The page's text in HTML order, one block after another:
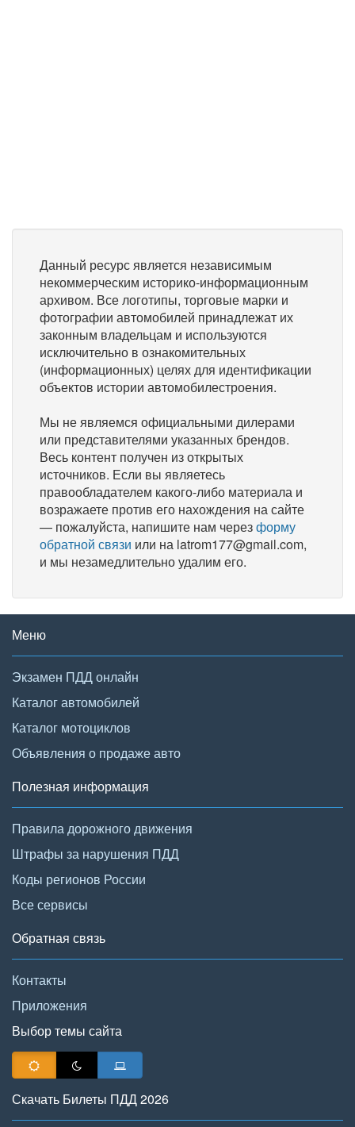
Данный ресурс является независимым
некоммерческим историко-информационным
архивом. Все логотипы, торговые марки и
фотографии автомобилей принадлежат их
законным владельцам и используются
исключительно в ознакомительных
(информационных) целях для идентификации
объектов истории автомобилестроения.
Мы не являемся официальными дилерами
или представителями указанных брендов.
Весь контент получен из открытых
источников. Если вы являетесь
правообладателем какого-либо материала и
возражаете против его нахождения на сайте
— пожалуйста, напишите нам черезформу
обратной связи или на latrom177@gmail.com,
и мы незамедлительно удалим его.
Меню
Экзамен ПДД онлайн
Каталог автомобилей
Каталог мотоциклов
Объявления о продаже авто
Полезная информация
Правила дорожного движения
Штрафы за нарушения ПДД
Коды регионов России
Все сервисы
Обратная связь
Контакты
Приложения
Выбор темы сайта
Скачать Билеты ПДД 2026